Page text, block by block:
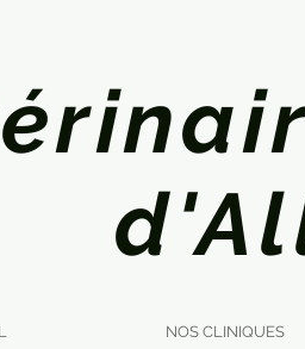
NOS CLINIQUES